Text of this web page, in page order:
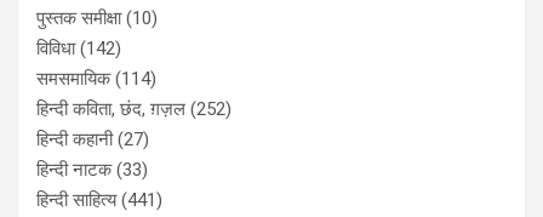
पुस्‍तक समीक्षा(10)
विविधा(142)
समसमायिक(114)
हिन्दी कविता, छंद, ग़ज़ल (252)
हिन्दी कहानी(27)
हिन्‍दी नाटक(33)
हिन्दी साहित्य(441)